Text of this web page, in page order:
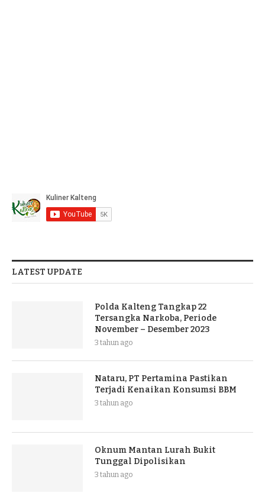
LATEST UPDATE
Polda Kalteng Tangkap 22
Tersangka Narkoba, Periode
November – Desember 2023
3 tahun ago
Nataru, PT Pertamina Pastikan
Terjadi Kenaikan Konsumsi BBM
3 tahun ago
Oknum Mantan Lurah Bukit
Tunggal Dipolisikan
3 tahun ago